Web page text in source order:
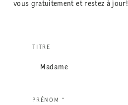
vous gratuitement et restez à jour!
TITRE
PRÉNOM *